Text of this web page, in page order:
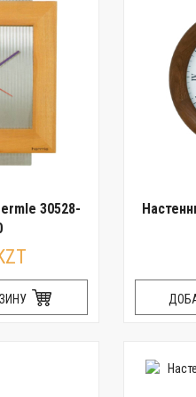
30528-